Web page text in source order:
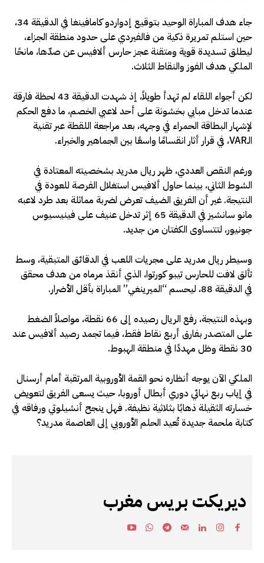
جاء هدف المباراة الوحيد بتوقيع إدواردو كامافينغا في الدقيقة 34،
حين استلم تمريرة ذكية من فالفيردي على حدود منطقة الجزاء،
ليطلق تسديدة قوية ومتقنة عجز حارس ألافيس عن صدّها، مانحًا
الملكي هدف الفوز والنقاط الثلاث.
لكن أجواء اللقاء لم تهدأ طويلاً، إذ شهدت الدقيقة 43 لحظة فارقة
عندما تدخل مبابي بخشونة على أحد لاعبي الخصم، ما دفع الحكم
لإشهار البطاقة الحمراء في وجهه، بعد مراجعة اللقطة عبر تقنية
الـVAR، في قرار أثار انقسامًا واسعًا بين الجماهير والخبراء.
ورغم النقص العددي، ظهر ريال مدريد بشخصيته المعتادة في
الشوط الثاني، بينما حاول ألافيس استغلال الفرصة للعودة في
النتيجة. غير أن الفريق الضيف تعرض لضربة مماثلة بعد طرد لاعبه
مانو سانشيز في الدقيقة 65 إثر تدخل عنيف على فينيسيوس
جونيور، لتتساوى الكفتان من جديد.
وسيطر ريال مدريد على مجريات اللعب في الدقائق المتبقية، وسط
تألق لافت للحارس تيبو كورتوا، الذي أنقذ مرماه من هدف محقق
في الدقيقة 88، ليحسم “الميرينغي” المباراة بأقل الأضرار.
وبهذه النتيجة، رفع الريال رصيده إلى 66 نقطة، مواصلاً الضغط
على المتصدر بفارق أربع نقاط فقط، فيما تجمد رصيد ألافيس عند
30 نقطة وظل مهددًا في منطقة الهبوط.
الملكي الآن يوجه أنظاره نحو القمة الأوروبية المرتقبة أمام أرسنال
في إياب ربع نهائي دوري أبطال أوروبا، حيث يسعى الفريق لتعويض
خسارته الثقيلة ذهابًا بثلاثية نظيفة. فهل ينجح أنشيلوتي ورفاقه في
كتابة ملحمة جديدة تُعيد الحلم الأوروبي إلى العاصمة مدريد؟
ديريكت بريس مغرب